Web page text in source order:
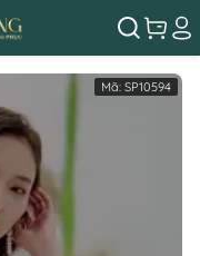
Mã: SP10594